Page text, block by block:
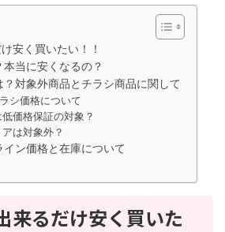
安く買いたい！！
当に安くなるの？
対象外商品とチラシ商品に関して
シ価格について
価格保証の対象？
は対象外？
ン価格と在庫について
来るだけ安く買いた